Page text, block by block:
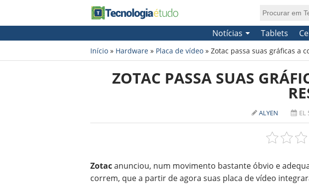
Notícias Tablets
Início » Hardware » Placa de vídeo » Zotac passa suas gráficas a
ZOTAC PASSA SUAS
ALYEN EL
Zotacanunciou, num movimento bastante óbvio e
correm, que a partir de agora suas placa de vídeo